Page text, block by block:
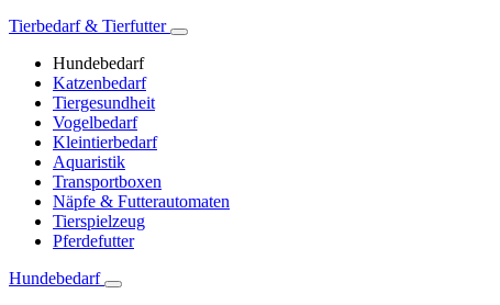
Tierbedarf & Tierfutter
Hundebedarf
Katzenbedarf
Tiergesundheit
Vogelbedarf
Kleintierbedarf
Aquaristik
Transportboxen
Näpfe & Futterautomaten
Tierspielzeug
Pferdefutter
Hundebedarf